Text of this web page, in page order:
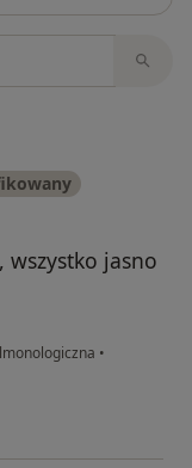
wszystko jasno
•